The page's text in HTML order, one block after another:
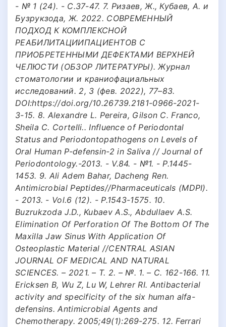
- № 1 (24). - С.37-47. 7. Ризаев, Ж., Кубаев, А. и
Бузрукзода, Ж. 2022. СОВРЕМЕННЫЙ
ПОДХОД К КОМПЛЕКСНОЙ
РЕАБИЛИТАЦИИПАЦИЕНТОВ С
ПРИОБРЕТЕННЫМИ ДЕФЕКТАМИ ВЕРХНЕЙ
ЧЕЛЮСТИ (ОБЗОР ЛИТЕРАТУРЫ). Журнал
стоматологии и краниофациальных
исследований. 2, 3 (фев. 2022), 77–83.
DOI:https://doi.org/10.26739.2181-0966-2021-
3-15. 8. Alexandre L. Pereira, Gilson C. Franco,
Sheila C. Cortelli.. Influence of Periodontal
Status and Periodontopathogens on Levels of
Oral Human P-defensin-2 in Saliva // Journal of
Periodontology.-2013. - V.84. - №1. - P.1445-
1453. 9. Ali Adem Bahar, Dacheng Ren.
Antimicrobial Peptides//Pharmaceuticals (MDPI).
- 2013. - Vol.6 (12). - P.1543-1575. 10.
Buzrukzoda J.D., Kubaev A.S., Abdullaev A.S.
Elimination Of Perforation Of The Bottom Of The
Maxilla Jaw Sinus With Application Of
Osteoplastic Material //CENTRAL ASIAN
JOURNAL OF MEDICAL AND NATURAL
SCIENCES. – 2021. – Т. 2. – №. 1. – С. 162-166. 11.
Ericksen B, Wu Z, Lu W, Lehrer RI. Antibacterial
activity and specificity of the six human alfa-
defensins. Antimicrobial Agents and
Chemotherapy. 2005;49(1):269-275. 12. Ferrari